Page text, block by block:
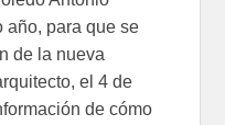
año, para que se
de la nueva
el 4 de
de cómo